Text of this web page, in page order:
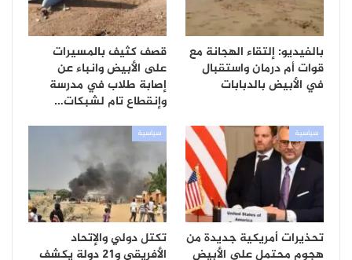
بالفيديو: إلتقاء الهجانة مع
قوات أم درمان واستقبال
في الأبيض بالدبابات
قصف كثيف بالمسيرات
على الأبيض وانباء عن
إصابة طلاب في مدرسة
وإنقطاع تام لشبكات…
سياسية
تحذيرات أمريكية جديدة من
هجوم محتمل على الأبيض
سياسية
تكتل دولي والإتحاد
الأفريقي و21 دولة يكشف